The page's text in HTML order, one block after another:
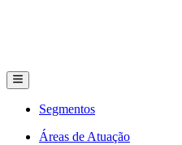
Segmentos
Áreas de Atuação